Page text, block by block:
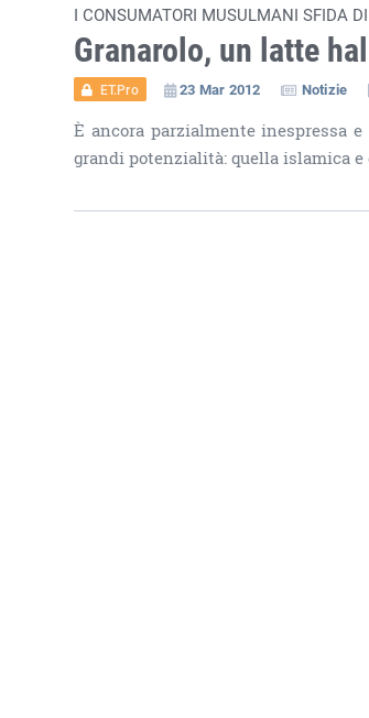
I CONSUMATORI MUSULMANI SFIDA
Granarolo, un latte
ET.Pro 23 Mar 2012 Notizie
È ancora parzialmente inespressa
grandi potenzialità: quella islamica